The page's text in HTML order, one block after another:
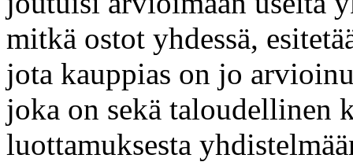
mitkä ostot yhdessä,
jota kauppias on jo
joka on sekä taloudellinen
luottamuksesta